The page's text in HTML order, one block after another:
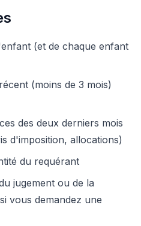
(et de chaque enfant
(moins de 3 mois)
des deux derniers mois
d'imposition, allocations)
du requérant
jugement ou de la
vous demandez une